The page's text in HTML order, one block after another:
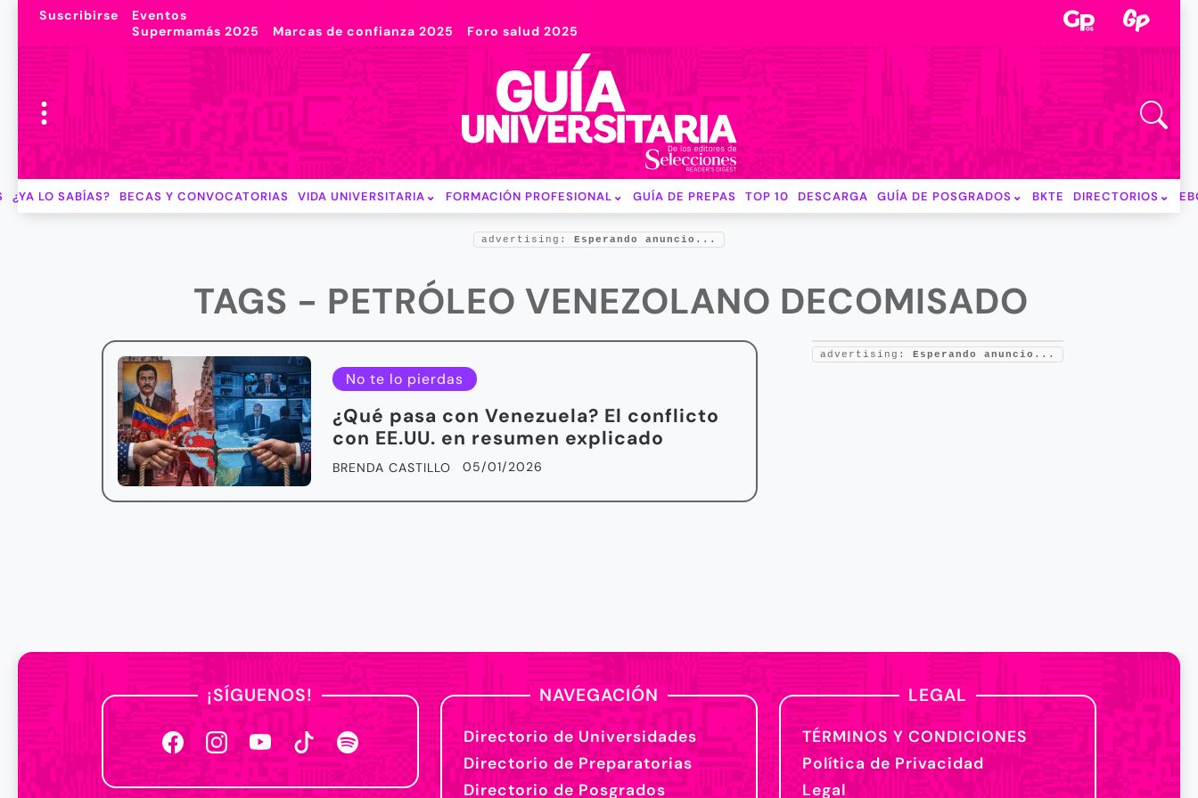
Suscribirse
Eventos
Supermamás 2025
Marcas de confianza 2025 Foro salud 2025
¿YA LO SABÍAS? BECAS Y CONVOCATORIAS VIDA UNIVERSITARIA FORMACIÓN PROFESIONAL GUÍA DE PREPAS TOP 10 DESCARGA GUÍA DE POSGRADOS BKTE DIRECTORIOS
advertising: Esperando anuncio...
TAGS - PETRÓLEO VENEZOLANO DECOMISADO
No te lo pierdas
¿Qué pasa con Venezuela? El conflicto
con EE.UU. en resumen explicado
BRENDA CASTILLO 05/01/2026
advertising: Esperando anuncio...
¡SÍGUENOS! NAVEGACIÓN
Directorio de Universidades
Directorio de Preparatorias
Directorio de Posgrados
LEGAL
TÉRMINOS Y CONDICIONES
Política de Privacidad
Legal